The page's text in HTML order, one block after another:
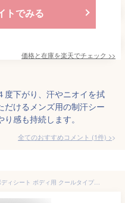
トでみる
価格と在庫を楽天でチェック >>
度下がり、汗やニオイを拭
だけるメンズ用の制汗シー
感も持続します。
全てのおすすめコメント (1件) >
【送料無料！（地域限定）】メンズボディシート ボディ用 クールタイプ 徳用 30枚